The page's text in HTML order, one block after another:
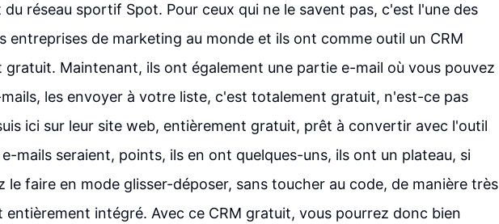
du réseau sportif Spot. Pour ceux qui ne le savent pas, c'est l'une des
entreprises de marketing au monde et ils ont comme outil un CRM
gratuit. Maintenant, ils ont également une partie e-mail où vous pouvez
les envoyer à votre liste, c'est totalement gratuit, n'est-ce pas
ici sur leur site web, entièrement gratuit, prêt à convertir avec l'outil
mails seraient, points, ils en ont quelques-uns, ils ont un plateau, si
le faire en mode glisser-déposer, sans toucher au code, de manière très
entièrement intégré. Avec ce CRM gratuit, vous pourrez donc bien